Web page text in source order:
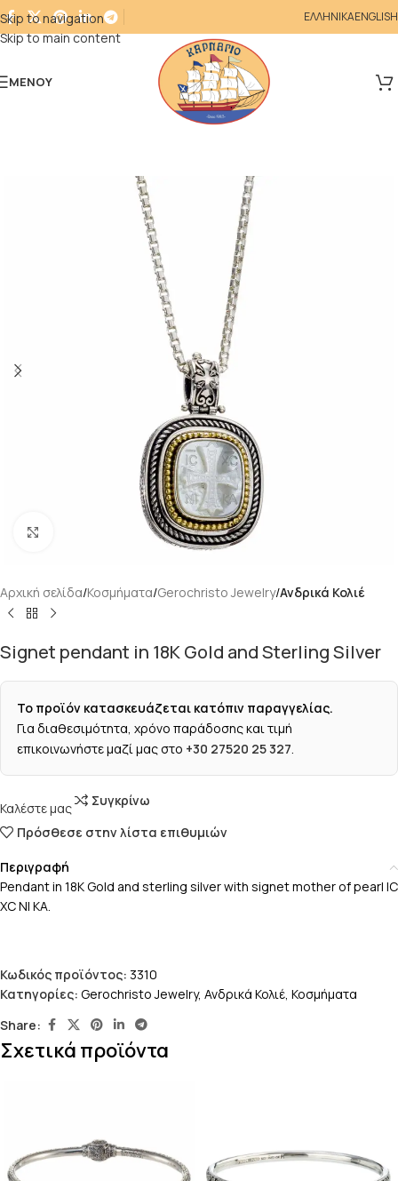
Skip to navigation
Skip to main content
ΕΛΛΗΝΙΚΑENGLISH
ΜΕΝΟΎ
Κάντε κλικ για μεγέθυνση
Αρχική σελίδα Κοσμήματα Gerochristo Jewelry Ανδρικά Κολιέ
Signet pendant in 18K Gold and Sterling Silver
Το προϊόν κατασκευάζεται κατόπιν παραγγελίας.
Για διαθεσιμότητα, χρόνο παράδοσης και τιμή
επικοινωνήστε μαζί μας στο +30 27520 25 327.
Καλέστε μας
Συγκρίνω
Πρόσθεσε στην λίστα επιθυμιών
Περιγραφή
Pendant in 18K Gold and sterling silver with signet mother of pearl IC
XC NI KA.
Κωδικός προϊόντος: 3310
Κατηγορίες: Gerochristo Jewelry, Ανδρικά Κολιέ, Κοσμήματα
Share:
Σχετικά προϊόντα